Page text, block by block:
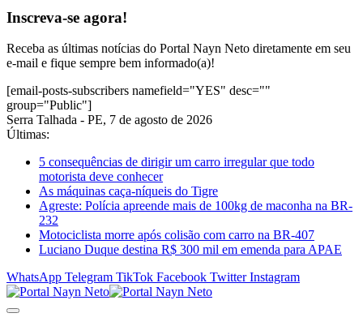
Inscreva-se agora!
Receba as últimas notícias do Portal Nayn Neto diretamente em seu
e-mail e fique sempre bem informado(a)!
[email-posts-subscribers namefield="YES" desc=""
group="Public"]
Serra Talhada - PE, 7 de agosto de 2026
Últimas:
5 consequências de dirigir um carro irregular que todo
motorista deve conhecer
As máquinas caça-níqueis do Tigre
Agreste: Polícia apreende mais de 100kg de maconha na BR-
232
Motociclista morre após colisão com carro na BR-407
Luciano Duque destina R$ 300 mil em emenda para APAE
WhatsApp Telegram TikTok Facebook Twitter Instagram